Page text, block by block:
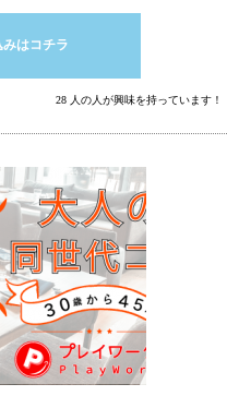
はコチラ
28 人の人が興味を持っています！